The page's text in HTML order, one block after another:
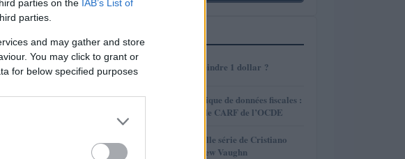
parties on the IAB’s List of
parties.
and may gather and store
You may click to grant or
for below specified purposes
un
1 AMP : Peut-il atteindre 1 dollar ?
2 Échange automatique de données fiscales :
la France adopte le CARF de l’OCDE
3
Day 1s : La nouvelle série de Cristiano
Ronaldo et Matthew Vaughn